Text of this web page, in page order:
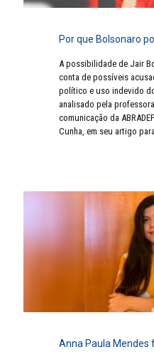
Por que Bolsonaro
A possibilidade de Jair
conta de possíveis
político e uso indevido
analisado pela
comunicação da
Cunha, em seu artigo
Anna Paula Mendes